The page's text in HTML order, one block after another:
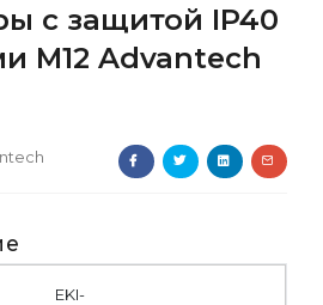
с защитой IP40
M12 Advantech
EKI-